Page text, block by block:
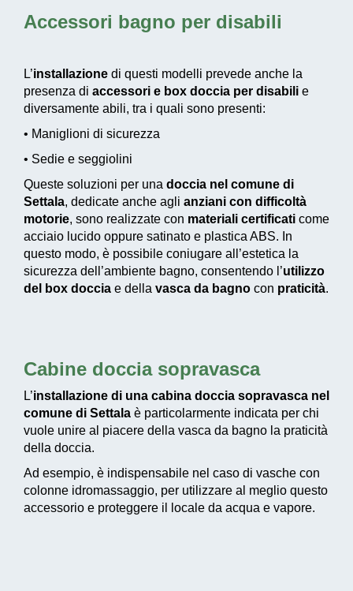
Accessori bagno per disabili
L’installazione di questi modelli prevede anche la
presenza di accessori e box doccia per disabili e
diversamente abili, tra i quali sono presenti:
• Maniglioni di sicurezza
• Sedie e seggiolini
Queste soluzioni per una doccia nel comune di
Settala, dedicate anche agli anziani con difficoltà
motorie, sono realizzate con materiali certificati come
acciaio lucido oppure satinato e plastica ABS. In
questo modo, è possibile coniugare all’estetica la
sicurezza dell’ambiente bagno, consentendo l’utilizzo
del box doccia e della vasca da bagno con praticità.
Cabine doccia sopravasca
L’installazione di una cabina doccia sopravasca nel
comune di Settala è particolarmente indicata per chi
vuole unire al piacere della vasca da bagno la praticità
della doccia.
Ad esempio, è indispensabile nel caso di vasche con
colonne idromassaggio, per utilizzare al meglio questo
accessorio e proteggere il locale da acqua e vapore.